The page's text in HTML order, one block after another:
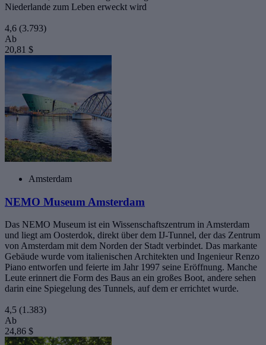
Niederlande zum Leben erweckt wird
4,6 (3.793)
Ab
20,81 $
Amsterdam
NEMO Museum Amsterdam
Das NEMO Museum ist ein Wissenschaftszentrum in Amsterdam
und liegt am Oosterdok, direkt über dem IJ-Tunnel, der das Zentrum
von Amsterdam mit dem Norden der Stadt verbindet. Das markante
Gebäude wurde vom italienischen Architekten und Ingenieur Renzo
Piano entworfen und feierte im Jahr 1997 seine Eröffnung. Manche
Leute erinnert die Form des Baus an ein großes Boot, andere sehen
darin eine Spiegelung des Tunnels, auf dem er errichtet wurde.
4,5 (1.383)
Ab
24,86 $